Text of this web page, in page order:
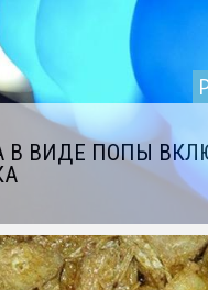
В ВИДЕ ПОПЫ